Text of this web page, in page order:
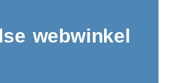
webwinkel